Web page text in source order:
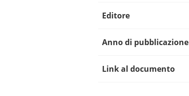
Editore
Anno di pubblicazione
Link al documento